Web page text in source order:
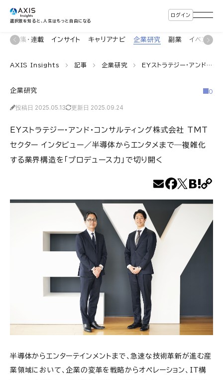
選択肢を知ると、人生はもっと自由になる
ログイン
特集・連載 インサイト キャリアナビ 企業研究 副業 イベント
AXIS Insights 記事 企業研究 EYストラテジー・アンド・コンサルティング株式会社 TMTセクター インタビュー／半導体からエンタメまで―複雑化する業界構造を「プロデュース力」で切り開く
企業研究
投稿日 2025.05.13 更新日 2025.09.24
0
EYストラテジー・アンド・コンサルティング株式会社 TMT
セクター インタビュー／半導体からエンタメまで―複雑化
する業界構造を「プロデュース力」で切り開く
半導体からエンターテインメントまで、急速な技術革新が進む産
業領域において、企業の変革を戦略からオペレーション、IT構